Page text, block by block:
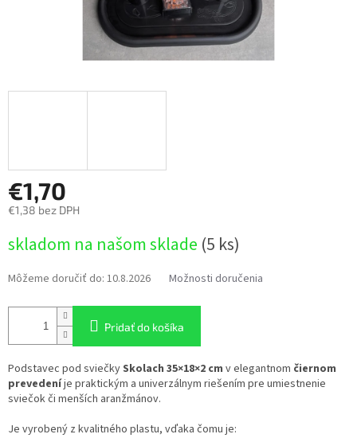
€1,70
€1,38 bez DPH
cena:
skladom na našom sklade (5 ks)
Môžeme doručiť do: 10.8.2026 Možnosti doručenia
Pridať do košíka
Podstavec pod sviečkySkolach 35×18×2 cm v elegantnom čiernom
prevedeníje praktickým a univerzálnym riešením pre umiestnenie
sviečok či menších aranžmánov.
Je vyrobený z kvalitného plastu, vďaka čomu je: